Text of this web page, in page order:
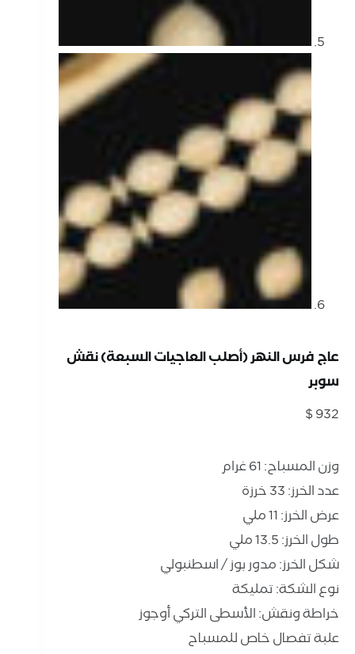
عاج فرس النهر (أصلب العاجيات السبعة) نقش
سوبر
$932
وزن المسباح: 61 غرام
عدد الخرز: 33 خرزة
عرض الخرز: 11 ملي
طول الخرز: 13.5 ملي
شكل الخرز: مدور بوز / اسطنبولي
نوع الشكة: تمليكة
خراطة ونقش: الأسطى التركي أوجوز
علبة تفصال خاص للمسباح